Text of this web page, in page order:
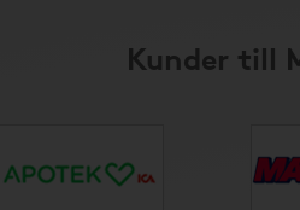
Kunder till